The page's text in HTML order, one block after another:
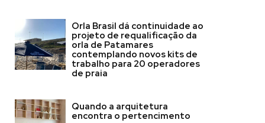
Orla Brasil dá continuidade ao
projeto de requalificação da
orla de Patamares
contemplando novos kits de
trabalho para 20 operadores
de praia
Quando a arquitetura
encontra o pertencimento